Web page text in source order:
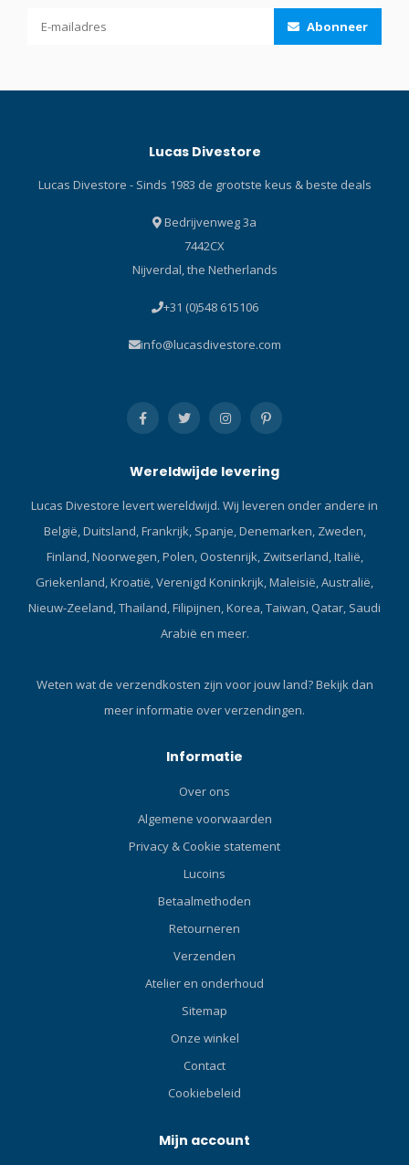
uw Suunto SK-8 polsmodel
compatible met: sk-8
zelfreinigend, eenvoudig te
zeewaterbestendig. De kompasretractor
Suunto SK-8 duikkompas
Abonneer
Lucas Divestore
Lucas Divestore - Sinds 1983 de grootste keus & beste deals
Bedrijvenweg 3a
7442CX
Nijverdal, the Netherlands
+31 (0)548 615106
info@lucasdivestore.com
Wereldwijde levering
Lucas Divestore levert wereldwijd. Wij leveren onder andere in
België, Duitsland, Frankrijk, Spanje, Denemarken, Zweden,
Finland, Noorwegen, Polen, Oostenrijk, Zwitserland, Italië,
Griekenland, Kroatië, Verenigd Koninkrijk, Maleisië, Australië,
Nieuw-Zeeland, Thailand, Filipijnen, Korea, Taiwan, Qatar, Saudi
Arabië en meer.
Weten wat de verzendkosten zijn voor jouw land?Bekijk dan
meer informatie over verzendingen.
Informatie
Over ons
Algemene voorwaarden
Privacy & Cookie statement
Lucoins
Betaalmethoden
Retourneren
Verzenden
Atelier en onderhoud
Sitemap
Onze winkel
Contact
Cookiebeleid
Mijn account